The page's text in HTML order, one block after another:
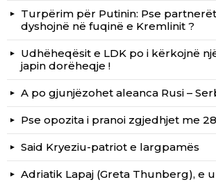
Turpërim për Putinin: Pse
dyshojnë në fuqinë e Kremlinit ?
Udhëheqësit e LDK po i kërkojnë
japin dorëheqje !
A po gjunjëzohet aleanca Rusi –
Pse opozita i pranoi zgjedhjet me
Said Kryeziu-patriot e largpamës
Adriatik Lapaj (Greta Thunberg), e